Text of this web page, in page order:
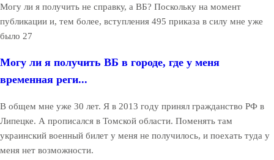
Могу ли я получить не справку, а ВБ? Поскольку на момент
публикации и, тем более, вступления 495 приказа в силу мне уже
было 27
Могу ли я получить ВБ в городе, где у меня
временная реги...
В общем мне уже 30 лет. Я в 2013 году принял гражданство РФ в
Липецке. А прописался в Томской области. Поменять там
украинский военный билет у меня не получилось, и поехать туда у
меня нет возможности.